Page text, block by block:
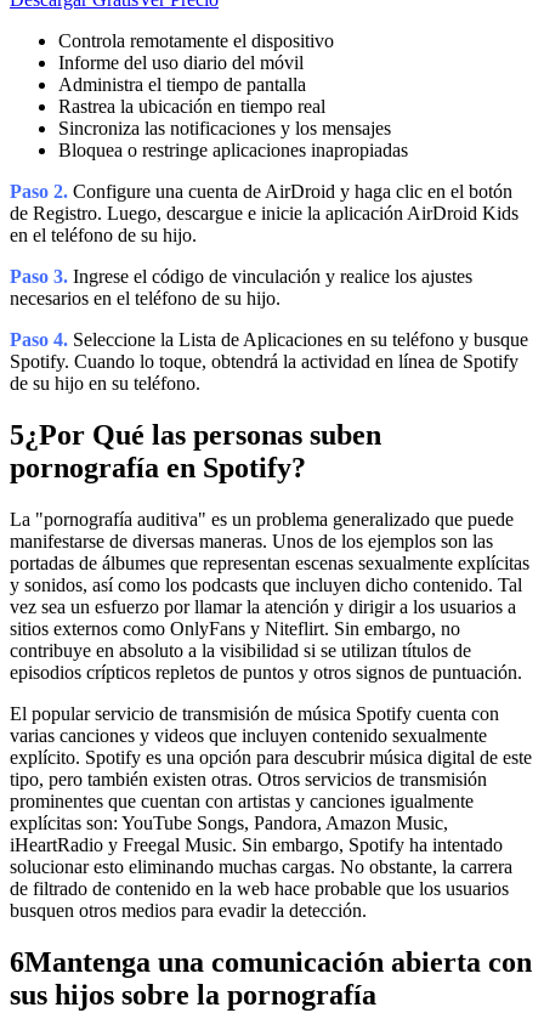
Controla remotamente el dispositivo
Informe del uso diario del móvil
Administra el tiempo de pantalla
Rastrea la ubicación en tiempo real
Sincroniza las notificaciones y los mensajes
Bloquea o restringe aplicaciones inapropiadas
Paso 2. Configure una cuenta de AirDroid y haga clic en el botón
de Registro. Luego, descargue e inicie la aplicación AirDroid Kids
en el teléfono de su hijo.
Paso 3. Ingrese el código de vinculación y realice los ajustes
necesarios en el teléfono de su hijo.
Paso 4. Seleccione la Lista de Aplicaciones en su teléfono y busque
Spotify. Cuando lo toque, obtendrá la actividad en línea de Spotify
de su hijo en su teléfono.
5¿Por Qué las personas suben
pornografía en Spotify?
La "pornografía auditiva" es un problema generalizado que puede
manifestarse de diversas maneras. Unos de los ejemplos son las
portadas de álbumes que representan escenas sexualmente explícitas
y sonidos, así como los podcasts que incluyen dicho contenido. Tal
vez sea un esfuerzo por llamar la atención y dirigir a los usuarios a
sitios externos como OnlyFans y Niteflirt. Sin embargo, no
contribuye en absoluto a la visibilidad si se utilizan títulos de
episodios crípticos repletos de puntos y otros signos de puntuación.
El popular servicio de transmisión de música Spotify cuenta con
varias canciones y videos que incluyen contenido sexualmente
explícito. Spotify es una opción para descubrir música digital de este
tipo, pero también existen otras. Otros servicios de transmisión
prominentes que cuentan con artistas y canciones igualmente
explícitas son: YouTube Songs, Pandora, Amazon Music,
iHeartRadio y Freegal Music. Sin embargo, Spotify ha intentado
solucionar esto eliminando muchas cargas. No obstante, la carrera
de filtrado de contenido en la web hace probable que los usuarios
busquen otros medios para evadir la detección.
6Mantenga una comunicación abierta con
sus hijos sobre la pornografía